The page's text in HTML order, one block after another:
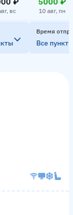
вс 10 авг, пн
Время
Все